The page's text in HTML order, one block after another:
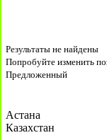
Результаты не найдены
Попробуйте изменить
Предложенный
Астана
Казахстан